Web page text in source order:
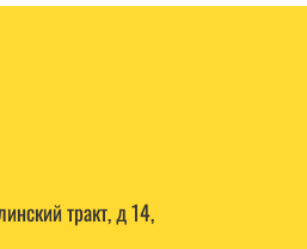
тракт, д 14,